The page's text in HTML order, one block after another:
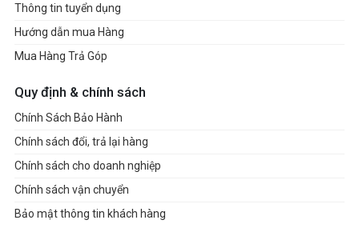
Thông tin tuyển dụng
Hướng dẫn mua Hàng
Mua Hàng Trả Góp
Quy định & chính sách
Chính Sách Bảo Hành
Chính sách đổi, trả lại hàng
Chính sách cho doanh nghiệp
Chính sách vận chuyển
Bảo mật thông tin khách hàng